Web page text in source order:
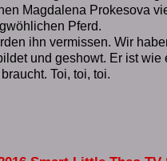
Magdalena Prokesova
Pferd.
ihn vermissen. Wir
und geshowt. Er ist wie
Toi, toi, toi.